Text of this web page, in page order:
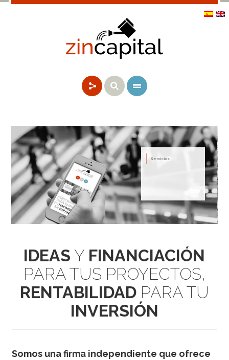
Servicios
IDEAS Y FINANCIACIÓN
PARA TUS PROYECTOS,
RENTABILIDADPARA TU
INVERSIÓN
Somos una firma independiente que ofrece